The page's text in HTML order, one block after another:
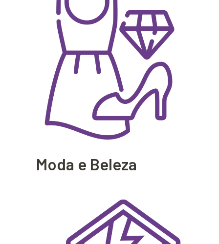
Moda e Beleza